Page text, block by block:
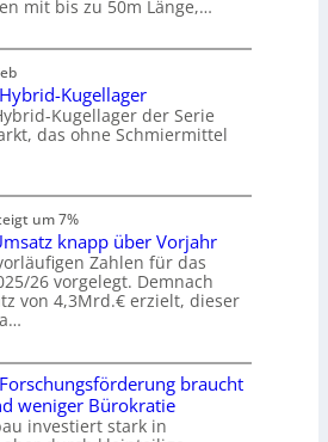
mit bis zu 50m Länge,…
Kugellager
Kugellager der Serie
das ohne Schmiermittel
um 7%
knapp über Vorjahr
Zahlen für das
26 vorgelegt. Demnach
von 4,3Mrd.€ erzielt, dieser
braucht
weniger Bürokratie
investiert stark in